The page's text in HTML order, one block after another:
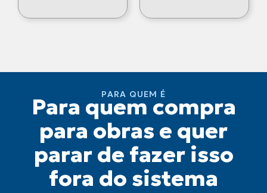
PARA QUEM É
Para quem compra
para obras e quer
parar de fazer isso
fora do sistema